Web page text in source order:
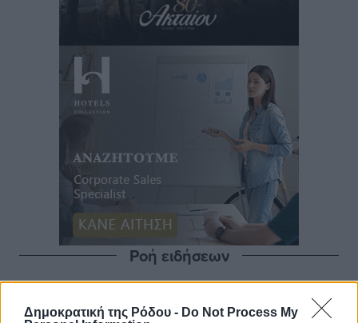
Δημοκρατική της Ρόδου - Do Not Process My
Ροή ειδήσεων
Η Meridiam ξεκλειδώνει τις έρευνες βυθού στη